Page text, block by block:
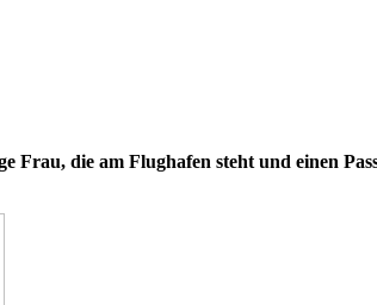
Frau, die am Flughafen steht und einen